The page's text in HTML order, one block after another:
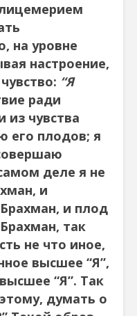
на уровне
настроение,
“Я
ради
из чувства
его плодов; я
деле я не
и
и плод
так
не что иное,
высшее “Я”,
“Я”. Так
думать о